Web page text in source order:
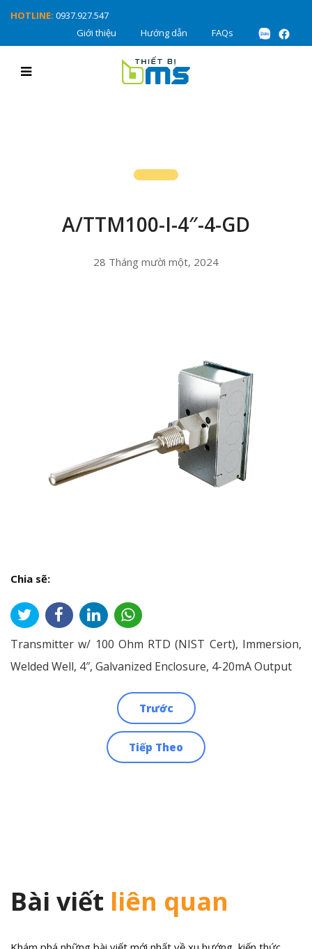
HOTLINE: 0937.927.547
Giới thiệu
Hướng dẫn FAQs
A/TTM100-I-4″-4-GD
28 Tháng mười một, 2024
Chia sẽ:
Transmitter w/ 100 Ohm RTD (NIST Cert), Immersion,
Welded Well, 4″, Galvanized Enclosure, 4-20mA Output
Trước
Tiếp Theo
Bài viết liên quan